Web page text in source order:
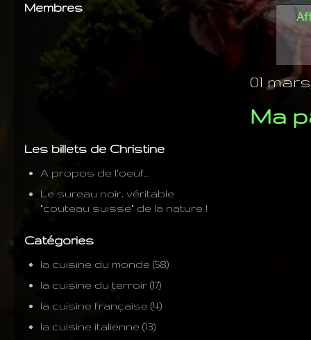
01
Ma
Membres
Les billets de Christine
A propos de l'oeuf...
Le sureau noir, véritable
"couteau suisse" de la nature !
Catégories
la cuisine du monde (58)
la cuisine du terroir (17)
la cuisine française (4)
la cuisine italienne (13)